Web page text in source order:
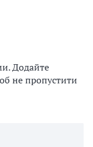
Додайте
не пропустити